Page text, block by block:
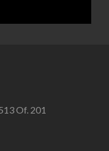
Of. 201